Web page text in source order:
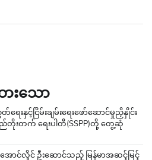
းသော
းနှင့်ငြိမ်းချမ်းရေးဖော်ဆောင်မှုညှိနှိုင်း
ည်တိုးတက် ရေးပါတီ(SSPP)တို့ တွေ့ဆုံ
အောင်လှိုင် ဦးဆောင်သည့် မြန်မာအဆင့်မြင့်